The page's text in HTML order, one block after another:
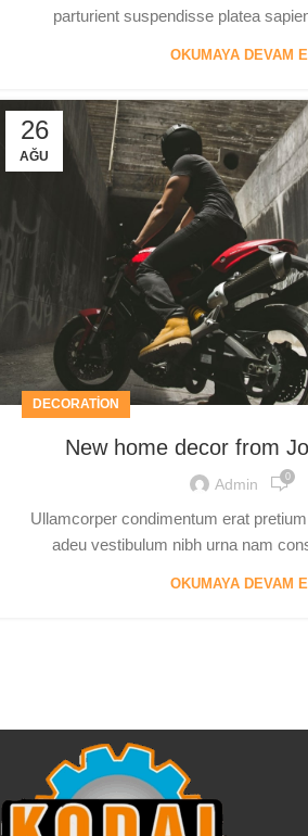
parturient suspendisse platea
OKUMAYA DEVAM
26
AĞU
DECORATION
New home decor from
Admin 0
Ullamcorper condimentum erat
adeu vestibulum nibh urna nam
OKUMAYA DEVAM